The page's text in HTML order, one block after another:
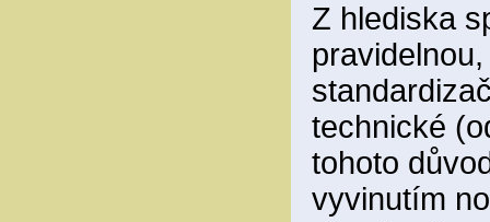
Z hlediska
technické
tohoto
vyvinutím